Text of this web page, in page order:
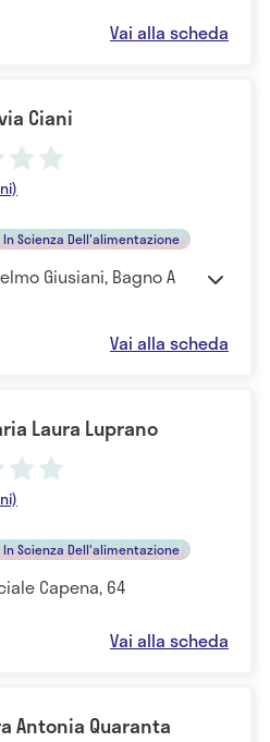
Vai alla scheda
Ciani
Scienza Dell'alimentazione
Giusiani, Bagno A
Vai alla scheda
Laura Luprano
Scienza Dell'alimentazione
Capena, 64
Vai alla scheda
Antonia Quaranta